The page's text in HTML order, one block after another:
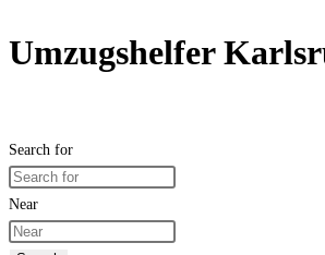
Umzugshelfer
Search for
Near